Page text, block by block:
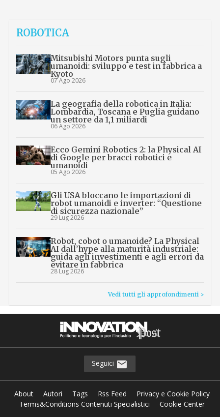
ROBOTICA
Mitsubishi Motors punta sugli
umanoidi: sviluppo e test in fabbrica a
Kyoto
07 Ago 2026
La geografia della robotica in Italia:
Lombardia, Toscana e Puglia guidano
un settore da 1,1 miliardi
06 Ago 2026
Ecco Gemini Robotics 2: la Physical AI
di Google per bracci robotici e
umanoidi
05 Ago 2026
Gli USA bloccano le importazioni di
robot umanoidi e inverter: “Questione
di sicurezza nazionale”
29 Lug 2026
Robot, cobot o umanoide? La Physical
AI dall’hype alla maturità industriale:
guida agli investimenti e agli errori da
evitare in fabbrica
28 Lug 2026
Vedi tutti gli approfondimenti >
Seguici
About Autori Tags Rss Feed
Privacy e Cookie Policy
Terms&Conditions Contenuti Specialistici
Cookie Center